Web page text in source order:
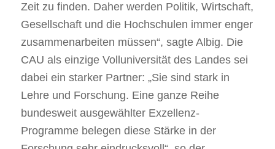
Zeit zu finden. Daher werden Politik, Wirtschaft,
Gesellschaft und die Hochschulen immer enger
zusammenarbeiten müssen“, sagte Albig. Die
CAU als einzige Volluniversität des Landes sei
dabei ein starker Partner: „Sie sind stark in
Lehre und Forschung. Eine ganze Reihe
bundesweit ausgewählter Exzellenz-
Programme belegen diese Stärke in der